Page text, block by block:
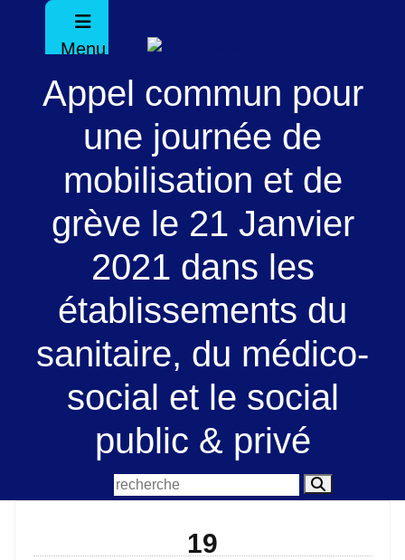
Menu
Appel commun pour
une journée de
mobilisation et de
grève le 21 Janvier
2021 dans les
établissements du
sanitaire, du médico-
social et le social
public & privé
19